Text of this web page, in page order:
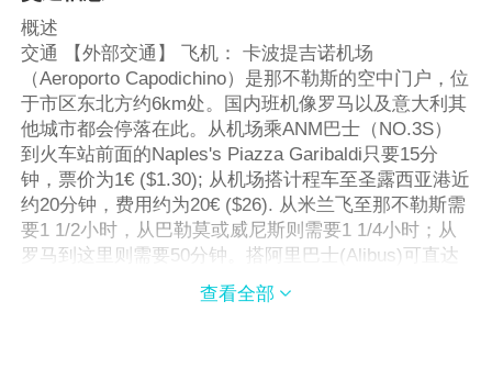
概述
交通 【外部交通】 飞机： 卡波提吉诺机场
（Aeroporto Capodichino）是那不勒斯的空中门户，位
于市区东北方约6km处。国内班机像罗马以及意大利其
他城市都会停落在此。从机场乘ANM巴士（NO.3S）
到火车站前面的Naples's Piazza Garibaldi只要15分
钟，票价为1€ ($1.30); 从机场搭计程车至圣露西亚港近
约20分钟，费用约为20€ ($26). 从米兰飞至那不勒斯需
要1 1/2小时，从巴勒莫或威尼斯则需要1 1/4小时；从
罗马到这里则需要50分钟。搭阿里巴士(Alibus)可直达
那不勒斯中央车站，票价3€，上班时间是每天6：
30am-11：30pm每30分钟一班 火车： 那不勒斯是意大
查看全部 